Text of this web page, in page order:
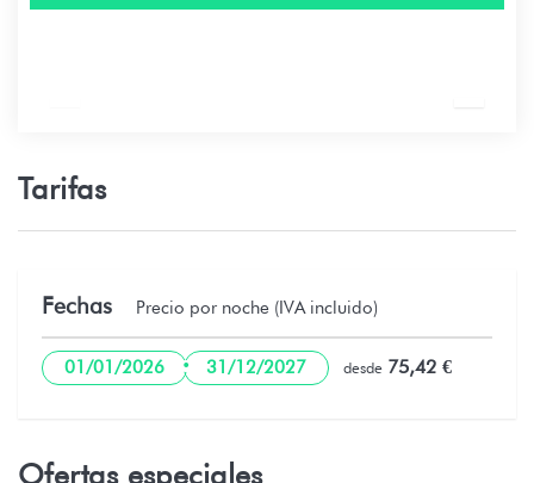
Tarifas
Fechas Precio por noche (IVA incluido)
01/01/2026 · 31/12/2027 desde 75,42 €
Ofertas especiales